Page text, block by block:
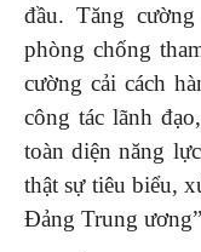
đầu. Tăng
phòng chống
cường cải cách
công tác lãnh
toàn diện năng
thật sự tiêu biểu,
Đảng Trung